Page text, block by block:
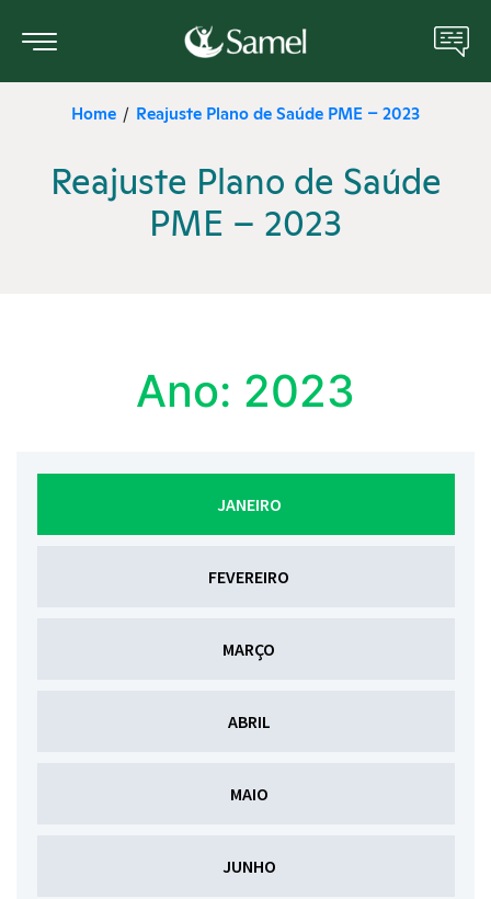
Sobre nós
Portal do Paciente
Unidades Médicas
(92) 2129-2200
Home / Reajuste Plano de Saúde PME – 2023
Reajuste Plano de Saúde
PME – 2023
Ano: 2023
JANEIRO
FEVEREIRO
MARÇO
ABRIL
MAIO
JUNHO